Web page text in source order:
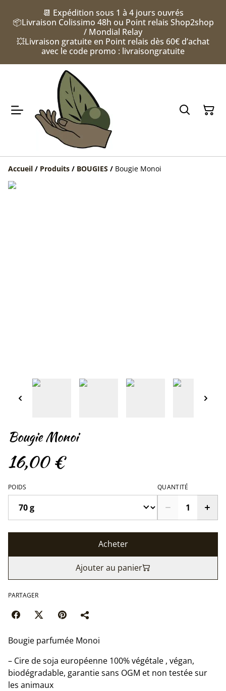
📆 Expédition sous 1 à 4 jours ouvrés
📦Livraison Colissimo 48h ou Point relais Shop2shop
/ Mondial Relay
💥Livraison gratuite en Point relais dès 60€ d’achat
avec le code promo : livraisongratuite
Accueil / Produits / BOUGIES / Bougie Monoi
Bougie Monoi
16,00 €
POIDS QUANTITÉ
Acheter
Ajouter au panier
PARTAGER
Bougie parfumée Monoi
– Cire de soja européenne 100% végétale , végan,
biodégradable, garantie sans OGM et non testée sur
les animaux